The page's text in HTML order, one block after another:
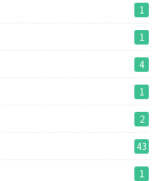
1
1
4
1
2
43
1